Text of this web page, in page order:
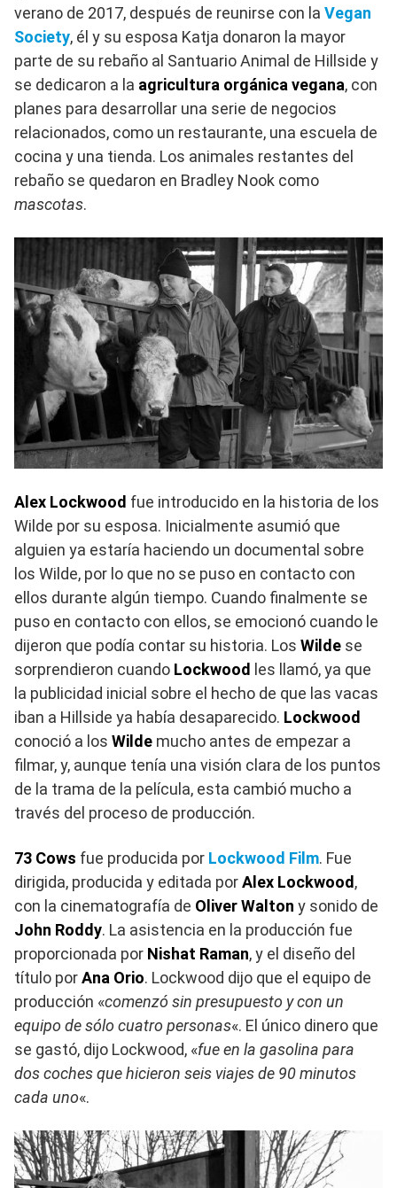
verano de 2017, después de reunirse con la Vegan
Society, él y su esposa Katja donaron la mayor
parte de su rebaño al Santuario Animal de Hillside y
se dedicaron a la agricultura orgánica vegana, con
planes para desarrollar una serie de negocios
relacionados, como un restaurante, una escuela de
cocina y una tienda. Los animales restantes del
rebaño se quedaron en Bradley Nook como
mascotas.
Alex Lockwood fue introducido en la historia de los
Wilde por su esposa. Inicialmente asumió que
alguien ya estaría haciendo un documental sobre
los Wilde, por lo que no se puso en contacto con
ellos durante algún tiempo. Cuando finalmente se
puso en contacto con ellos, se emocionó cuando le
dijeron que podía contar su historia.​ Los Wilde se
sorprendieron cuando Lockwood les llamó, ya que
la publicidad inicial sobre el hecho de que las vacas
iban a Hillside ya había desaparecido.​ Lockwood
conoció a los Wilde mucho antes de empezar a
filmar, y, aunque tenía una visión clara de los puntos
de la trama de la película, esta cambió mucho a
través del proceso de producción.​
73 Cows fue producida por Lockwood Film. Fue
dirigida, producida y editada porAlex Lockwood,
con la cinematografía de Oliver Walton y sonido de
John Roddy. La asistencia en la producción fue
proporcionada por Nishat Raman, y el diseño del
título porAna Orio.​ Lockwood dijo que el equipo de
producción «comenzó sin presupuesto y con un
equipo de sólo cuatro personas«.​ El único dinero que
se gastó, dijo Lockwood, «fue en la gasolina para
dos coches que hicieron seis viajes de 90 minutos
cada uno«.​